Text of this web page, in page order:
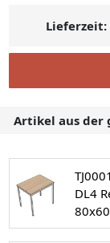
Lieferzeit:
Artikel aus der
DL4